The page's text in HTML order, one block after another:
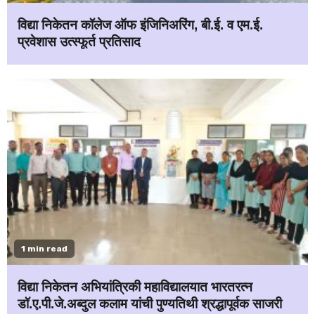
विद्या निकेतन कॉलेज ऑफ इंजिनिअरिंग, बी.ई. व एम.ई.
प्रवेशास उत्स्फूर्त प्रतिसाद
1 min read
विद्या निकेतन अभियांत्रिकी महाविद्यालयात भारतरत्न
डॉ.ए.पी.जे.अब्दुल कलाम यांची पुण्यतिथी श्रद्धापूर्वक साजरी